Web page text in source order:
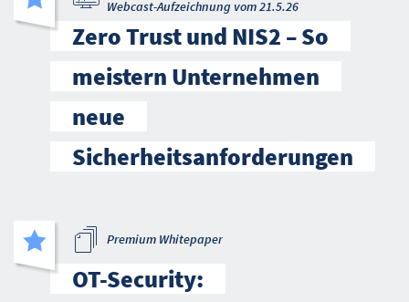
Webcast-Aufzeichnung vom 21.5.26
Zero Trust und NIS2 – So
meistern Unternehmen
neue
Sicherheitsanforderungen
Premium Whitepaper
OT-Security: